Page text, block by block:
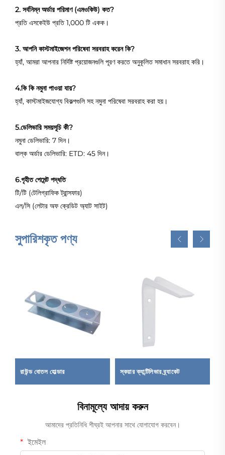
2. সর্বনিম্ন অর্ডার পরিমাণ (এমওকিউ) কত?
প্রতি এসকেইউ প্রতি 1,000 টি একক।
3. আপনি কাস্টমাইজেশন পরিষেবা সরবরাহ করেন কি?
হ্যাঁ, আমরা আপনার নির্দিষ্ট প্রয়োজনগুলি পূরণ করতে অনুকূলিত সমাধান সরবরাহ করি।
4.কি কি নমুনা পাওয়া যায়?
হ্যাঁ, কাস্টমাইজযোগ্য বিকল্পগুলি সহ নমুনা পরিষেবা সরবরাহ করা হয়।
5.ডেলিভারি সময়সূচি কী?
নমুনা ডেলিভারি: 7 দিন।
বাল্ক অর্ডার ডেলিভারি: ETD: 45 দিন।
6.গৃহীত পেমেন্ট পদ্ধতি
টি/টি (টেলিগ্রাফিক ট্রান্সফার)
এল/সি (লেটার অফ ক্রেডিট অ্যাট সাইট)
সুপারিশকৃত পণ্য
রাউন্ড বোতল হোল্ডার স্কয়ার ক্যান্টিলিভার ব্র্যাকেট
বিনামূল্যে আদায় করুন
আমাদের প্রতিনিধি শীঘ্রই আপনার সাথে যোগাযোগ করবেন।
ইমেইল